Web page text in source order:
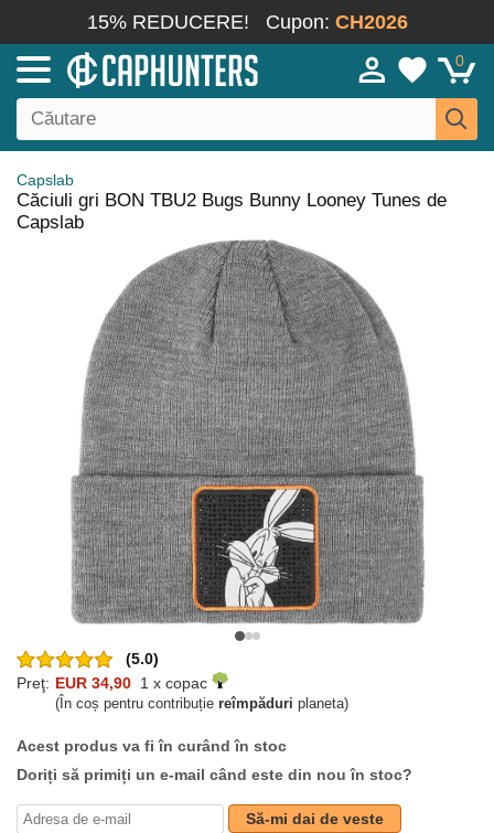
15% REDUCERE! Cupon: CH2026
0
Capslab
Căciuli gri BON TBU2 Bugs Bunny Looney Tunes de
Capslab
(5.0)
Preţ: EUR 34,90 1 x copac
(În coș pentru contribuție reîmpăduri planeta)
Acest produs va fi în curând în stoc
Doriți să primiți un e-mail când este din nou în stoc?
Să-mi dai de veste